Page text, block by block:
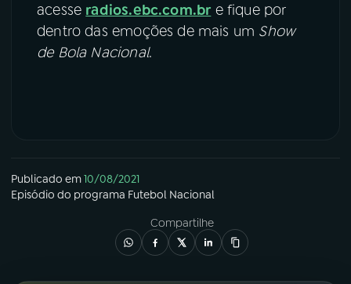
acesse radios.ebc.com.br e fique por
dentro das emoções de mais um Show
de Bola Nacional.
Publicado em10/08/2021
Episódio do programa Futebol Nacional
Compartilhe